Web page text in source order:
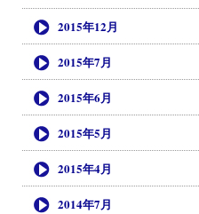
2015年12月
2015年7月
2015年6月
2015年5月
2015年4月
2014年7月